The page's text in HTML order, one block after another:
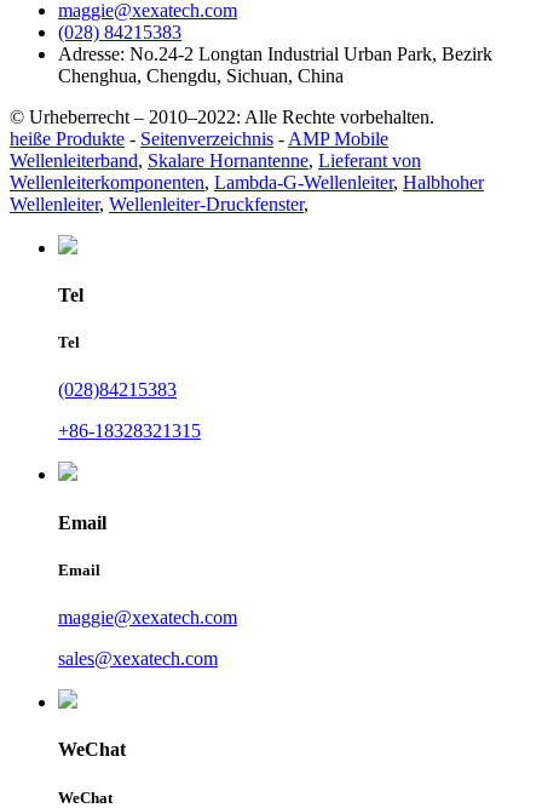
maggie@xexatech.com
(028) 84215383
Adresse: No.24-2 Longtan Industrial Urban Park, Bezirk
Chenghua, Chengdu, Sichuan, China
© Urheberrecht – 2010–2022: Alle Rechte vorbehalten.
heiße Produkte - Seitenverzeichnis - AMP Mobile
Wellenleiterband, Skalare Hornantenne, Lieferant von
Wellenleiterkomponenten, Lambda-G-Wellenleiter, Halbhoher
Wellenleiter, Wellenleiter-Druckfenster,
Tel
Tel
(028)84215383
+86-18328321315
Email
Email
maggie@xexatech.com
sales@xexatech.com
WeChat
WeChat